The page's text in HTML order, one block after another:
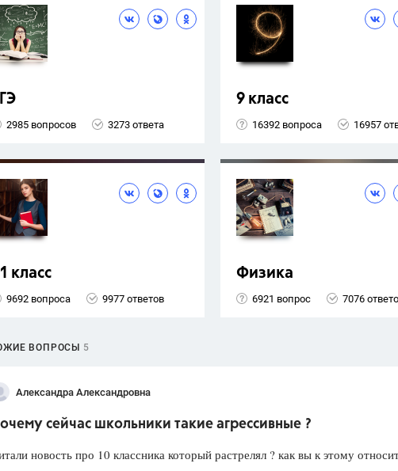
2985 вопросов 3273 ответа
9 класс
16392 вопроса 16957
класс
9692 вопроса 9977 ответов
Физика
6921 вопрос 7076
ВОПРОСЫ 5
Александра Александровна
сейчас школьники такие агрессивные ?
новость про 10 классника который растрелял ? как вы к этому